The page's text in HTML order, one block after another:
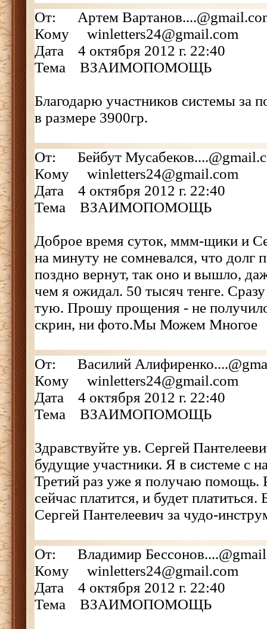
От: Артем
Кому winletters24@gmail.com
Дата 4 октября 2012 г. 22:40
Тема ВЗАИМОПОМОЩЬ
Благодарю участников системы за
в размере 3900гр.
От: Бейбут
Кому winletters24@gmail.com
Дата 4 октября 2012 г. 22:40
Тема ВЗАИМОПОМОЩЬ
Доброе время суток, ммм-щики и
на минуту не сомневался, что долг
поздно вернут, так оно и вышло,
чем я ожидал. 50 тысяч тенге.
тую. Прошу прощения - не
скрин, ни фото.Мы Можем Многое
От: Василий
Кому winletters24@gmail.com
Дата 4 октября 2012 г. 22:40
Тема ВЗАИМОПОМОЩЬ
Здравствуйте ув. Сергей
будущие участники. Я в системе с
Третий раз уже я получаю помощь.
сейчас платится, и будет
Сергей Пантелеевич за чудо-
От: Владимир
Кому winletters24@gmail.com
Дата 4 октября 2012 г. 22:40
Тема ВЗАИМОПОМОЩЬ